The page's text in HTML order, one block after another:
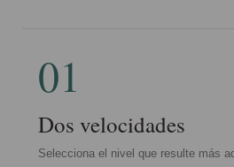
01
Dos velocidades
Selecciona el nivel que resulte más